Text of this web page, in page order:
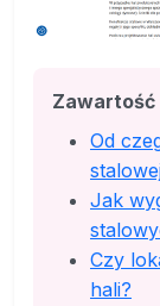
Zawartość
Od
Jak
Czy
hali?